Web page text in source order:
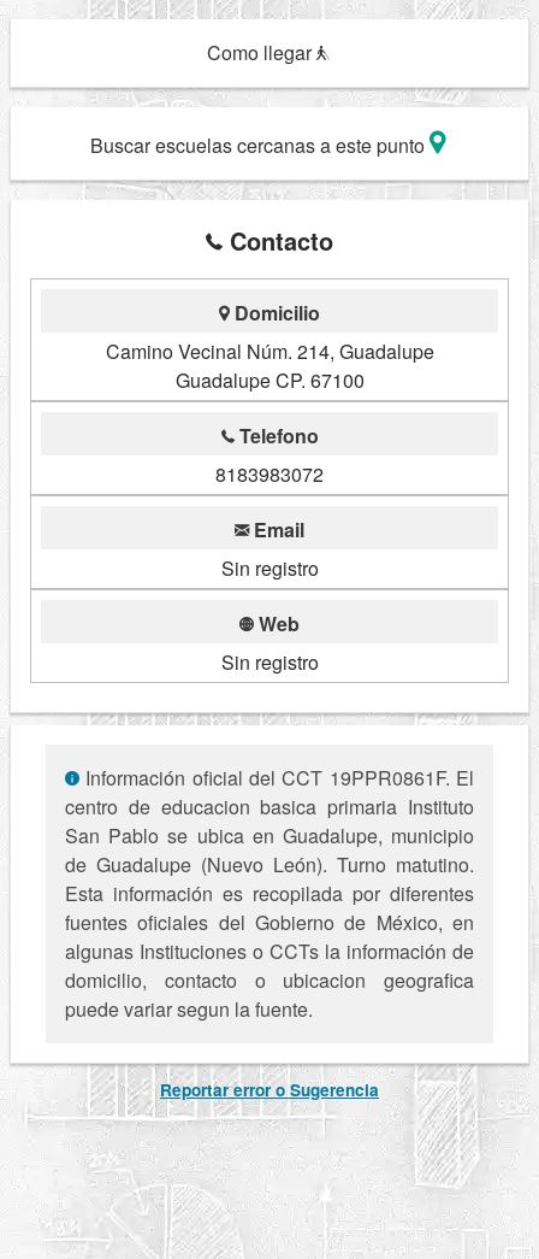
Como llegar
Buscar escuelas cercanas a este punto
Contacto
Domicilio
Camino Vecinal Núm. 214, Guadalupe
Guadalupe CP. 67100
Telefono
8183983072
Email
Sin registro
Web
Sin registro
Información oficial del CCT 19PPR0861F. El
centro de educacion basica primaria Instituto
San Pablo se ubica en Guadalupe, municipio
de Guadalupe (Nuevo León). Turno matutino.
Esta información es recopilada por diferentes
fuentes oficiales del Gobierno de México, en
algunas Instituciones o CCTs la información de
domicilio, contacto o ubicacion geografica
puede variar segun la fuente.
Reportar error o Sugerencia